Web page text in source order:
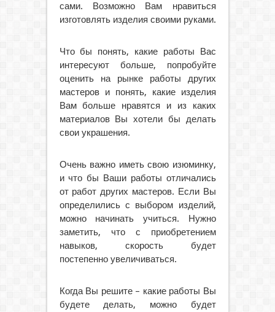
сами. Возможно Вам нравиться
изготовлять изделия своими руками.
Что бы понять, какие работы Вас
интересуют больше, попробуйте
оценить на рынке работы других
мастеров и понять, какие изделия
Вам больше нравятся и из каких
материалов Вы хотели бы делать
свои украшения.
Очень важно иметь свою изюминку,
и что бы Ваши работы отличались
от работ других мастеров. Если Вы
определились с выбором изделий,
можно начинать учиться. Нужно
заметить, что с приобретением
навыков, скорость будет
постепенно увеличиваться.
Когда Вы решите – какие работы Вы
будете делать, можно будет